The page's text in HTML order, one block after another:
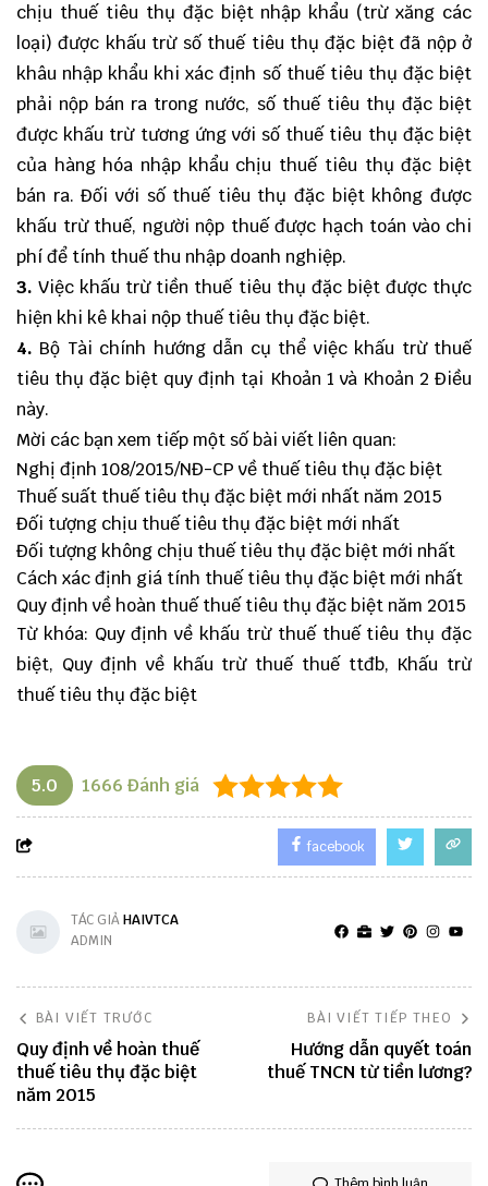
chịu thuế tiêu thụ đặc biệt nhập khẩu (trừ xăng các
loại) được khấu trừ số thuế tiêu thụ đặc biệt đã nộp ở
khâu nhập khẩu khi xác định số thuế tiêu thụ đặc biệt
phải nộp bán ra trong nước, số thuế tiêu thụ đặc biệt
được khấu trừ tương ứng với số thuế tiêu thụ đặc biệt
của hàng hóa nhập khẩu chịu thuế tiêu thụ đặc biệt
bán ra. Đối với số thuế tiêu thụ đặc biệt không được
khấu trừ thuế, người nộp thuế được hạch toán vào chi
phí để tính thuế thu nhập doanh nghiệp.
3. Việc khấu trừ tiền thuế tiêu thụ đặc biệt được thực
hiện khi kê khai nộp thuế tiêu thụ đặc biệt.
4. Bộ Tài chính hướng dẫn cụ thể việc khấu trừ thuế
tiêu thụ đặc biệt quy định tại Khoản 1 và Khoản 2 Điều
này.
Mời các bạn xem tiếp một số bài viết liên quan:
Nghị định 108/2015/NĐ-CP về thuế tiêu thụ đặc biệt
Thuế suất thuế tiêu thụ đặc biệt mới nhất năm 2015
Đối tượng chịu thuế tiêu thụ đặc biệt mới nhất
Đối tượng không chịu thuế tiêu thụ đặc biệt mới nhất
Cách xác định giá tính thuế tiêu thụ đặc biệt mới nhất
Quy định về hoàn thuế thuế tiêu thụ đặc biệt năm 2015
Từ khóa: Quy định về khấu trừ thuế thuế tiêu thụ đặc
biệt, Quy định về khấu trừ thuế thuế ttđb, Khấu trừ
thuế tiêu thụ đặc biệt
5.0 1666 Đánh giá
facebook
TÁC GIẢHAIVTCA
ADMIN
BÀI VIẾT TRƯỚC
Quy định về hoàn thuế
thuế tiêu thụ đặc biệt
năm 2015
BÀI VIẾT TIẾP THEO
Hướng dẫn quyết toán
thuế TNCN từ tiền lương?